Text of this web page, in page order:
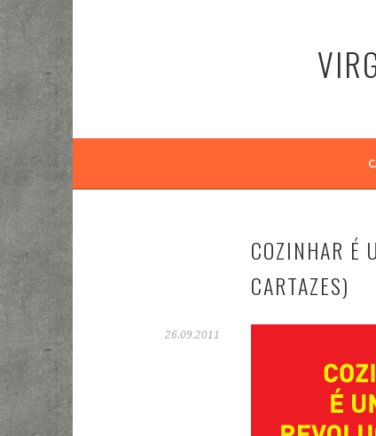
conteúdo
COZINHAR É
CARTAZES)
26.09.2011